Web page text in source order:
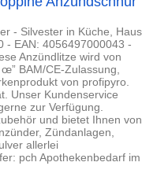
- Silvester in Küche, Haus
- EAN: 4056497000043 -
Anzündlitze wird von
BAM/CE-Zulassung,
von profipyro.
Unser Kundenservice
zur Verfügung.
und bietet Ihnen von
Zündanlagen,
allerlei
pch Apothekenbedarf im